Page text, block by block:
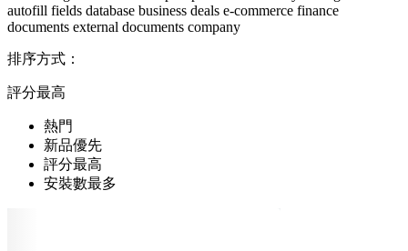
autofill fields database business deals e-commerce finance
documents external documents company
排序方式：
評分最高
熱門
新品優先
評分最高
安裝數最多